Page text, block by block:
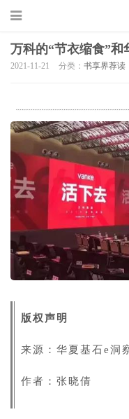
万科的“节衣缩食”和
2021-11-21 分类： 书享界荐读
版权声明
来源：华夏基石e洞
作者：张晓倩